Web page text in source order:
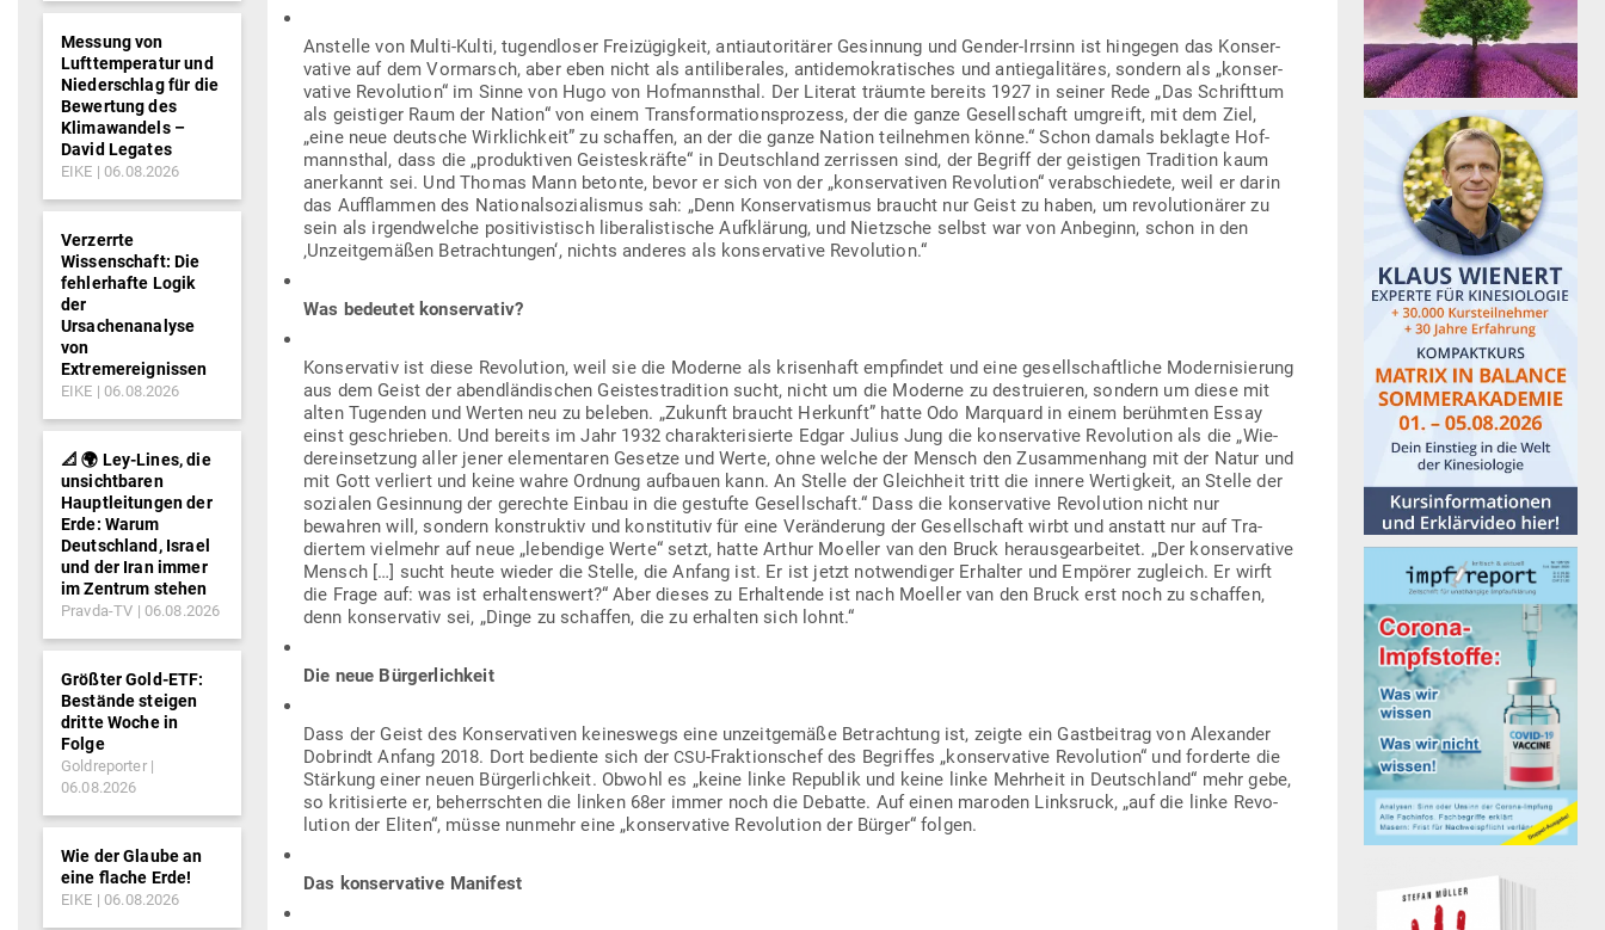
Anstelle von Multi-Kulti, tugend­loser Frei­zü­gigkeit, anti­au­to­ri­tärer Gesinnung und Gender-Irrsinn ist hin­gegen das Kon­ser­
vative auf dem Vor­marsch, aber eben nicht als anti­li­be­rales, anti­de­mo­kra­ti­sches und antie­ga­li­täres, sondern als „kon­ser­
vative Revo­lution“ im Sinne von Hugo von Hof­mannsthal. Der Literat träumte bereits 1927 in seiner Rede „Das Schrifttum
als geis­tiger Raum der Nation“ von einem Trans­for­ma­ti­ons­prozess, der die ganze Gesell­schaft umgreift, mit dem Ziel,
„eine neue deutsche Wirk­lichkeit” zu schaffen, an der die ganze Nation teil­nehmen könne.“ Schon damals beklagte Hof­
mannsthal, dass die „pro­duk­tiven Geis­tes­kräfte“ in Deutschland zer­rissen sind, der Begriff der geis­tigen Tra­dition kaum
aner­kannt sei. Und Thomas Mann betonte, bevor er sich von der „kon­ser­va­tiven Revo­lution“ ver­ab­schiedete, weil er darin
das Auf­flammen des Natio­nal­so­zia­lismus sah: „Denn Kon­ser­va­tismus braucht nur Geist zu haben, um revo­lu­tio­närer zu
sein als irgend­welche posi­ti­vis­tisch libe­ra­lis­tische Auf­klärung, und Nietzsche selbst war von Anbeginn, schon in den
‚Unzeit­ge­mäßen Betrach­tungen‘, nichts anderes als kon­ser­vative Revolution.“
Was bedeutet konservativ?
Kon­ser­vativ ist diese Revo­lution, weil sie die Moderne als kri­senhaft emp­findet und eine gesell­schaft­liche Moder­ni­sierung
aus dem Geist der abend­län­di­schen Geis­tes­tra­dition sucht, nicht um die Moderne zu destru­ieren, sondern um diese mit
alten Tugenden und Werten neu zu beleben. „Zukunft braucht Her­kunft” hatte Odo Mar­quard in einem berühmten Essay
einst geschrieben. Und bereits im Jahr 1932 cha­rak­te­ri­sierte Edgar Julius Jung die kon­ser­vative Revo­lution als die „Wie­
der­ein­setzung aller jener ele­men­taren Gesetze und Werte, ohne welche der Mensch den Zusam­menhang mit der Natur und
mit Gott ver­liert und keine wahre Ordnung auf­bauen kann. An Stelle der Gleichheit tritt die innere Wer­tigkeit, an Stelle der
sozialen Gesinnung der gerechte Einbau in die gestufte Gesell­schaft.“ Dass die kon­ser­vative Revo­lution nicht nur
bewahren will, sondern kon­struktiv und kon­sti­tutiv für eine Ver­än­derung der Gesell­schaft wirbt und anstatt nur auf Tra­
diertem vielmehr auf neue „lebendige Werte“ setzt, hatte Arthur Moeller van den Bruck her­aus­ge­ar­beitet. „Der kon­ser­vative
Mensch […] sucht heute wieder die Stelle, die Anfang ist. Er ist jetzt not­wen­diger Erhalter und Empörer zugleich. Er wirft
die Frage auf: was ist erhal­tenswert?“ Aber dieses zu Erhal­tende ist nach Moeller van den Bruck erst noch zu schaffen,
denn kon­ser­vativ sei, „Dinge zu schaffen, die zu erhalten sich lohnt.“
Die neue Bürgerlichkeit
Dass der Geist des Kon­ser­va­tiven kei­neswegs eine unzeit­gemäße Betrachtung ist, zeigte ein Gast­beitrag von Alex­ander
Dob­rindt Anfang 2018. Dort bediente sich derCSU-Frak­ti­onschef des Begriffes „kon­ser­vative Revo­lution“ und for­derte die
Stärkung einer neuen Bür­ger­lichkeit. Obwohl es „keine linke Republik und keine linke Mehrheit in Deutschland“ mehr gebe,
so kri­ti­sierte er, beherrschten die linken 68er immer noch die Debatte. Auf einen maroden Linksruck, „auf die linke Revo­
lution der Eliten“, müsse nunmehr eine „kon­ser­vative Revo­lution der Bürger“ folgen.
Das kon­ser­vative Manifest
Messung von
Lufttemperatur und
Niederschlag für die
Bewertung des
Klimawandels –
David Legates
EIKE 06.08.2026
Verzerrte
Wissenschaft: Die
fehlerhafte Logik
der
Ursachenanalyse
von
Extremereignissen
EIKE 06.08.2026
📐 🌍 Ley-Lines, die
unsichtbaren
Hauptleitungen der
Erde: Warum
Deutschland, Israel
und der Iran immer
im Zentrum stehen
Pravda-TV 06.08.2026
Größter Gold-ETF:
Bestände steigen
dritte Woche in
Folge
Goldreporter
06.08.2026
Wie der Glaube an
eine flache Erde!
EIKE 06.08.2026